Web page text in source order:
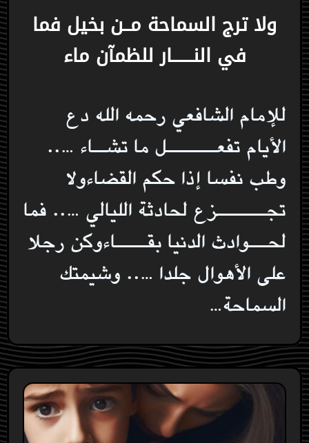
ولا ترج السماحة مــن بخيل فما
في النــــــار للظمآن ماء
للإمام الشافعي رحمه الله دع
الأيام تفعــــــــل ما تشــاء …..
وطب نفسا إذا حكم القضاءولا
تجــــــــزع لحادثة الليالي ….. فما
لحـــوادث الدنيا بقـــــاءوكن رجلا
على الأهوال جلدا ….. وشيمتك
السماحة…